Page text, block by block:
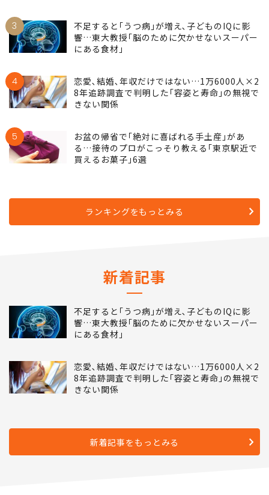
3
不足すると｢うつ病｣が増え､子どものIQに影
響…東大教授｢脳のために欠かせないスーパー
にある食材｣
4
恋愛､結婚､年収だけではない…1万6000人×2
8年追跡調査で判明した｢容姿と寿命｣の無視で
きない関係
5
お盆の帰省で｢絶対に喜ばれる手土産｣があ
る…接待のプロがこっそり教える｢東京駅近で
買えるお菓子｣6選
ランキングをもっとみる
新着記事
不足すると｢うつ病｣が増え､子どものIQに影
響…東大教授｢脳のために欠かせないスーパー
にある食材｣
恋愛､結婚､年収だけではない…1万6000人×2
8年追跡調査で判明した｢容姿と寿命｣の無視で
きない関係
新着記事をもっとみる